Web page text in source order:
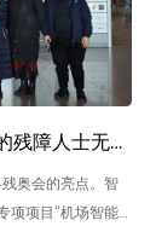
以免对人体的
臭氧消毒也是
机器人的研发
能消毒机器人
的高峰期，
子臭氧消毒及
安全水平。
【清乐助力冬奥会】为冬奥会中的残障人士无障碍通行提供有效保障
奥会的亮点。智
项项目“机场智能